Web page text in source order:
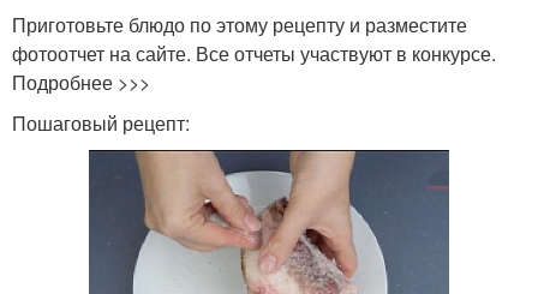
Приготовьте блюдо по этому рецепту и разместите
фотоотчет на сайте. Все отчеты участвуют в конкурсе.
Подробнее >>>
Пошаговый рецепт: